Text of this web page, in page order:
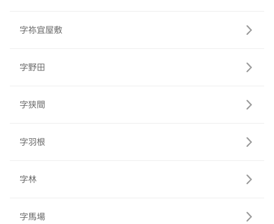
字祢宜屋敷
字野田
字狭間
字羽根
字林
字馬場